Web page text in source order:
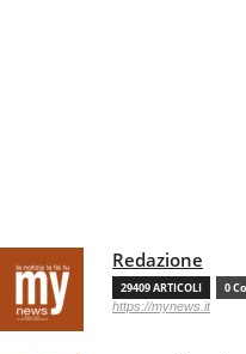
Redazione
29409 ARTICOLI 0
https://mynews.it